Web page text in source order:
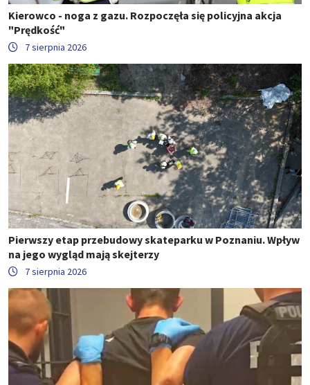
Kierowco - noga z gazu. Rozpoczęła się policyjna akcja
"Prędkość"
7 sierpnia 2026
Pierwszy etap przebudowy skateparku w Poznaniu. Wpływ
na jego wygląd mają skejterzy
7 sierpnia 2026